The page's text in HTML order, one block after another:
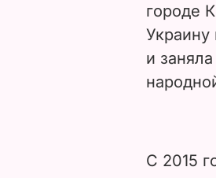
городе
Украину
и
С 2015